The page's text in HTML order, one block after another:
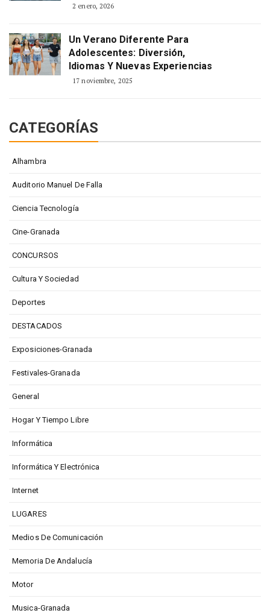
2 enero, 2026
Un Verano Diferente Para
Adolescentes: Diversión,
Idiomas Y Nuevas Experiencias
17 noviembre, 2025
CATEGORÍAS
Alhambra
Auditorio Manuel De Falla
Ciencia Tecnología
Cine-Granada
CONCURSOS
Cultura Y Sociedad
Deportes
DESTACADOS
Exposiciones-Granada
Festivales-Granada
General
Hogar Y Tiempo Libre
Informática
Informática Y Electrónica
Internet
LUGARES
Medios De Comunicación
Memoria De Andalucía
Motor
Musica-Granada